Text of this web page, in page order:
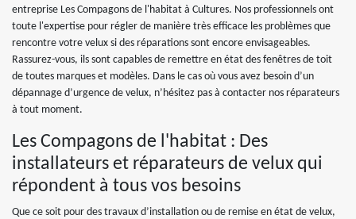
entreprise Les Compagons de l'habitat à Cultures. Nos professionnels ont
toute l'expertise pour régler de manière très efficace les problèmes que
rencontre votre velux si des réparations sont encore envisageables.
Rassurez-vous, ils sont capables de remettre en état des fenêtres de toit
de toutes marques et modèles. Dans le cas où vous avez besoin d’un
dépannage d’urgence de velux, n’hésitez pas à contacter nos réparateurs
à tout moment.
Les Compagons de l'habitat : Des
installateurs et réparateurs de velux qui
répondent à tous vos besoins
Que ce soit pour des travaux d’installation ou de remise en état de velux,